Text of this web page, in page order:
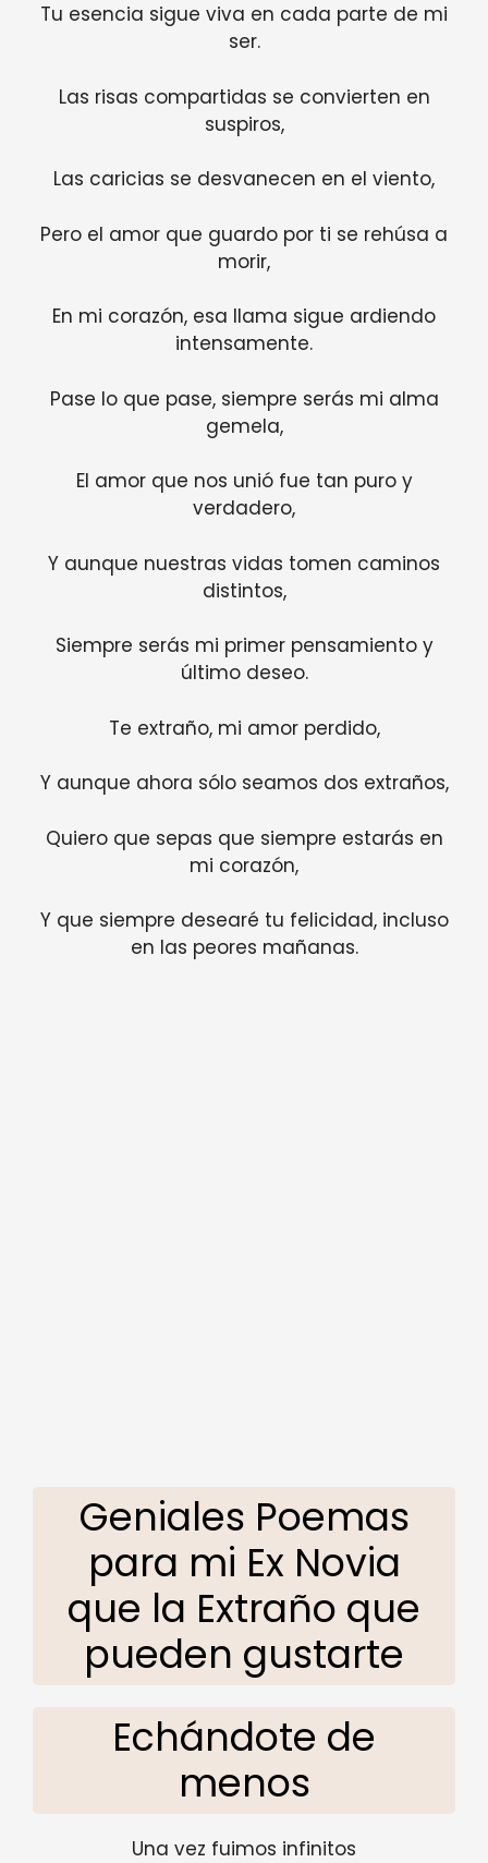
Tu esencia sigue viva en cada parte de mi
ser.
Las risas compartidas se convierten en
suspiros,
Las caricias se desvanecen en el viento,
Pero el amor que guardo por ti se rehúsa a
morir,
En mi corazón, esa llama sigue ardiendo
intensamente.
Pase lo que pase, siempre serás mi alma
gemela,
El amor que nos unió fue tan puro y
verdadero,
Y aunque nuestras vidas tomen caminos
distintos,
Siempre serás mi primer pensamiento y
último deseo.
Te extraño, mi amor perdido,
Y aunque ahora sólo seamos dos extraños,
Quiero que sepas que siempre estarás en
mi corazón,
Y que siempre desearé tu felicidad, incluso
en las peores mañanas.
Geniales Poemas
para mi Ex Novia
que la Extraño que
pueden gustarte
Echándote de
menos
Una vez fuimos infinitos